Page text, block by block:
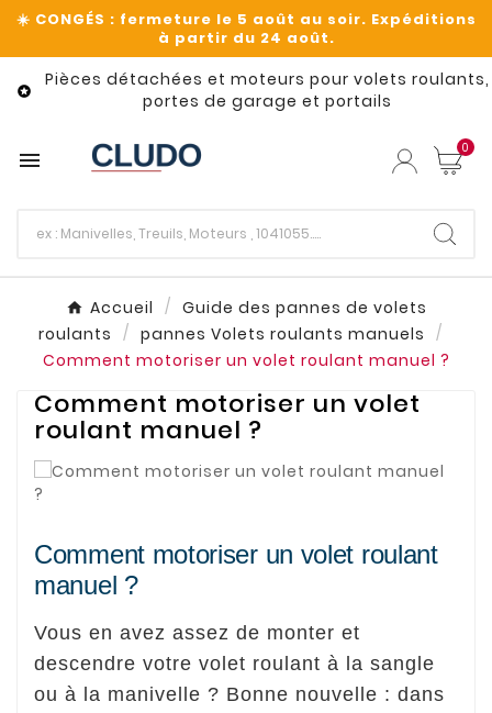

Pièces détachées et moteurs pour volets roulants,
portes de garage et portails
 0
Accueil
Guide des pannes de volets
roulants
pannes Volets roulants manuels
Comment motoriser un volet roulant manuel ?
Comment motoriser un volet
roulant manuel ?
Comment motoriser un volet roulant
manuel ?
Vous en avez assez de monter et
descendre votre volet roulant à la sangle
ou à la manivelle ? Bonne nouvelle : dans